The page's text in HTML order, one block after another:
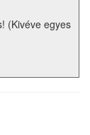
(Kivéve egyes